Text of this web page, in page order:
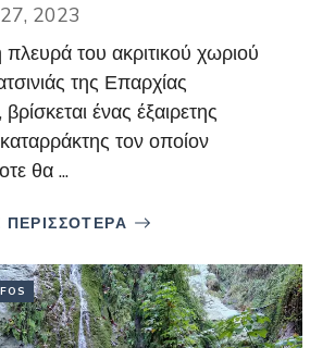
2023
πλευρά του ακριτικού χωριού
της Επαρχίας
ένας έξαιρετης
τον οποίον
θα ...
ΠΕΡΙΣΣΟΤΕΡΑ